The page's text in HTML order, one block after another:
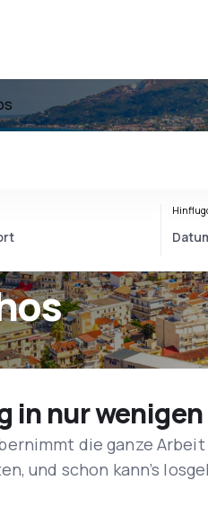
in nur
die ganze Arbeit
und schon kann’s